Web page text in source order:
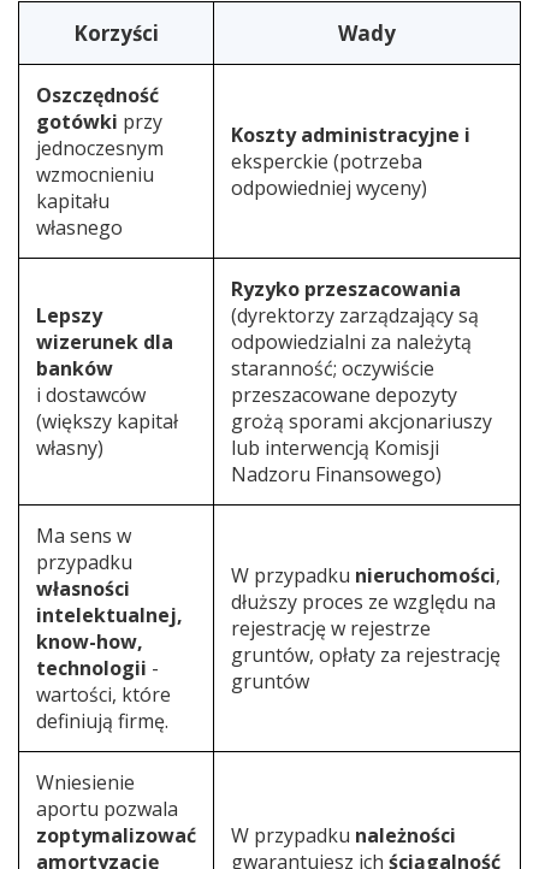
Korzyści Wady
Oszczędność
gotówki przy
jednoczesnym
wzmocnieniu
kapitału
własnego
Koszty administracyjne i
eksperckie (potrzeba
odpowiedniej wyceny)
Lepszy
wizerunek dla
banków
i dostawców
(większy kapitał
własny)
Ryzyko przeszacowania
(dyrektorzy zarządzający są
odpowiedzialni za należytą
staranność; oczywiście
przeszacowane depozyty
grożą sporami akcjonariuszy
lub interwencją Komisji
Nadzoru Finansowego)
Ma sens w
przypadku
własności
intelektualnej,
know-how,
technologii -
wartości, które
definiują firmę.
W przypadku nieruchomości,
dłuższy proces ze względu na
rejestrację w rejestrze
gruntów, opłaty za rejestrację
gruntów
Wniesienie
aportu pozwala
zoptymalizować
amortyzację
W przypadku należności
gwarantujesz ich ściągalność